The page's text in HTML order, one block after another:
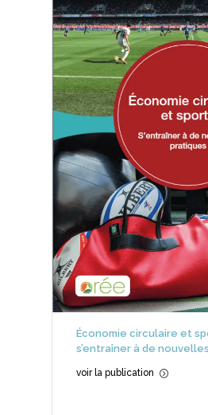
Économie circulaire et
s’entraîner à de
voir la publication =